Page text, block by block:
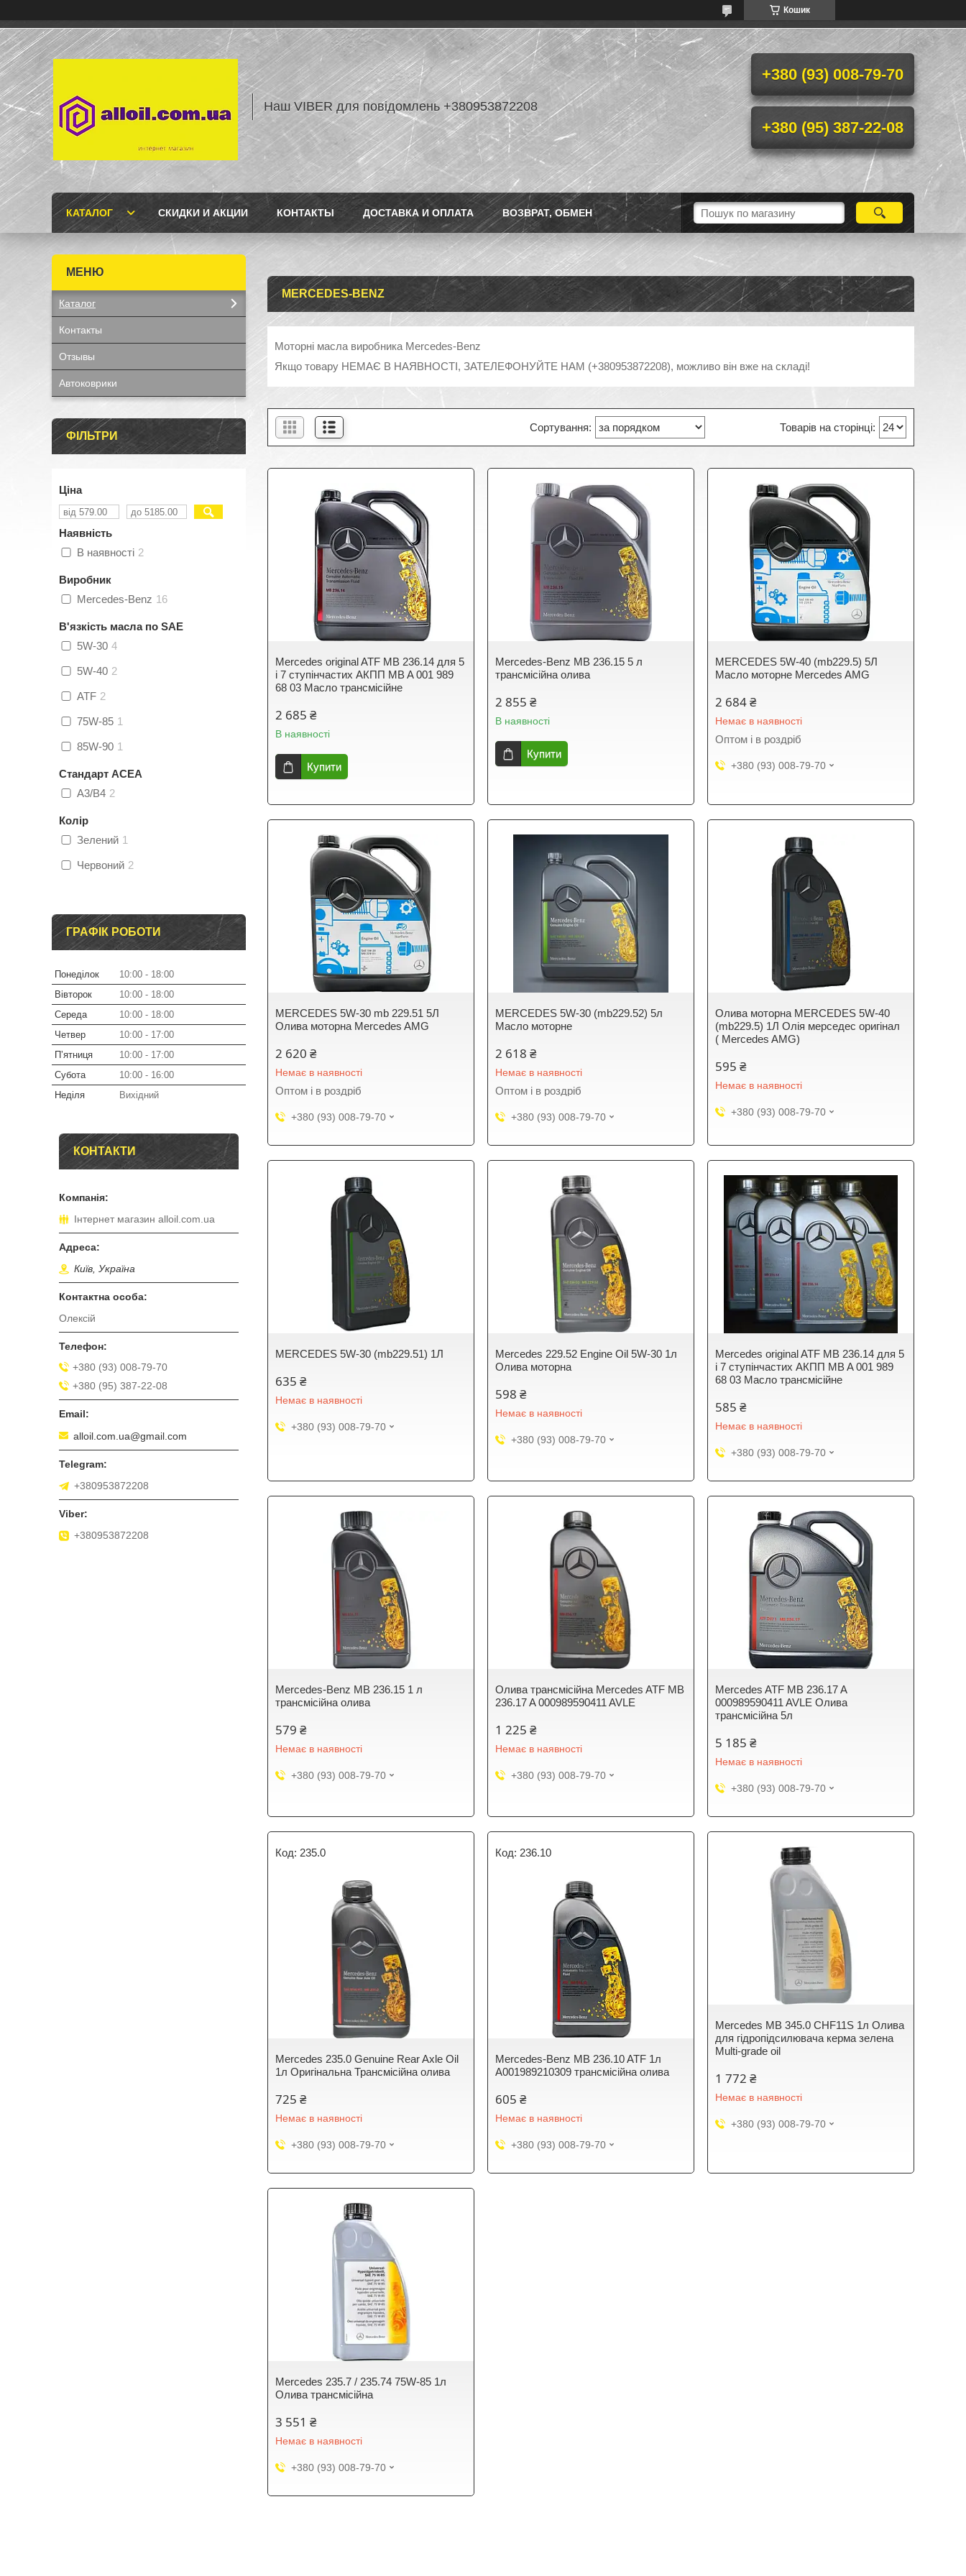
Кошик
Наш VIBER для повідомлень +380953872208
+380 (93) 008-79-70
+380 (95) 387-22-08
КАТАЛОГ СКИДКИ И АКЦИИ КОНТАКТЫ ДОСТАВКА И ОПЛАТА ВОЗВРАТ, ОБМЕН
MERCEDES-BENZ
Моторні масла виробника Mercedes-Benz
Якщо товару НЕМАЄ В НАЯВНОСТІ, ЗАТЕЛЕФОНУЙТЕ НАМ (+380953872208), можливо він вже на складі!
Mercedes original ATF MB 236.14 для 5
і 7 ступінчастих АКПП MB A 001 989
68 03 Масло трансмісійне
2 685 ₴
В наявності
Купити
Mercedes-Benz MB 236.15 5 л
трансмісійна олива
2 855 ₴
В наявності
Купити
MERCEDES 5W-40 (mb229.5) 5Л
Масло моторне Mercedes AMG
2 684 ₴
Немає в наявності
Оптом і в роздріб
+380 (93) 008-79-70
MERCEDES 5W-30 mb 229.51 5Л
Олива моторна Mercedes AMG
2 620 ₴
Немає в наявності
Оптом і в роздріб
+380 (93) 008-79-70
MERCEDES 5W-30 (mb229.52) 5л
Масло моторне
2 618 ₴
Немає в наявності
Оптом і в роздріб
+380 (93) 008-79-70
Олива моторна MERCEDES 5W-40
(mb229.5) 1Л Олія мерседес оригінал
( Mercedes AMG)
595 ₴
Немає в наявності
+380 (93) 008-79-70
MERCEDES 5W-30 (mb229.51) 1Л
635 ₴
Немає в наявності
+380 (93) 008-79-70
Mercedes 229.52 Engine Oil 5W-30 1л
Олива моторна
598 ₴
Немає в наявності
+380 (93) 008-79-70
Mercedes original ATF MB 236.14 для 5
і 7 ступінчастих АКПП MB A 001 989
68 03 Масло трансмісійне
585 ₴
Немає в наявності
+380 (93) 008-79-70
Mercedes-Benz MB 236.15 1 л
трансмісійна олива
579 ₴
Немає в наявності
+380 (93) 008-79-70
Олива трансмісійна Mercedes ATF MB
236.17 A 000989590411 AVLE
1 225 ₴
Немає в наявності
+380 (93) 008-79-70
Mercedes ATF MB 236.17 A
000989590411 AVLE Олива
трансмісійна 5л
5 185 ₴
Немає в наявності
+380 (93) 008-79-70
235.0
Mercedes 235.0 Genuine Rear Axle Oil
1л Оригінальна Трансмісійна олива
725 ₴
Немає в наявності
+380 (93) 008-79-70
236.10
Mercedes-Benz MB 236.10 ATF 1л
A001989210309 трансмісійна олива
605 ₴
Немає в наявності
+380 (93) 008-79-70
Mercedes MB 345.0 CHF11S 1л Олива
для гідропідсилювача керма зелена
Multi-grade oil
1 772 ₴
Немає в наявності
+380 (93) 008-79-70
Mercedes 235.7 / 235.74 75W-85 1л
Олива трансмісійна
3 551 ₴
Немає в наявності
+380 (93) 008-79-70
Каталог
Контакты
Отзывы
Автоковрики
ФІЛЬТРИ
Ціна
Наявність
В наявності 2
Виробник
Mercedes-Benz 16
В'язкість масла по SAE
5W-30 4
5W-40 2
ATF 2
75W-85 1
85W-90 1
Стандарт ACEA
A3/B4 2
Колір
Зелений 1
Червоний 2
ГРАФІК РОБОТИ
Понеділок 10:00
18:00
Вівторок
10:00
18:00
Середа
10:00
18:00
Четвер
10:00
17:00
Пʼятниця
10:00
17:00
Субота
10:00
16:00
Неділя
Вихідний
КОНТАКТИ
Інтернет магазин alloil.com.ua
Київ, Україна
Олексій
+380 (93) 008-79-70
+380 (95) 387-22-08
alloil.com.ua@gmail.com
+380953872208
+380953872208